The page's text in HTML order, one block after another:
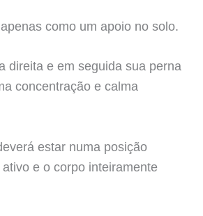
como um apoio no solo.
direita e em seguida sua perna
concentração e calma
estar numa posição
e o corpo inteiramente